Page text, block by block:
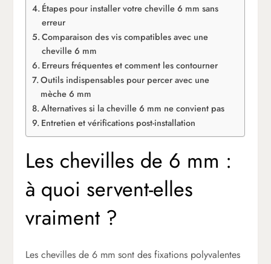
Étapes pour installer votre cheville 6 mm sans
erreur
Comparaison des vis compatibles avec une
cheville 6 mm
Erreurs fréquentes et comment les contourner
Outils indispensables pour percer avec une
mèche 6 mm
Alternatives si la cheville 6 mm ne convient pas
Entretien et vérifications post-installation
Les chevilles de 6 mm :
à quoi servent-elles
vraiment ?
Les chevilles de 6 mm sont des fixations polyvalentes